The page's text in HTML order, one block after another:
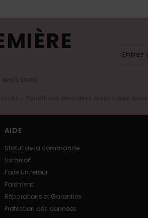
- Conditions détaillées disponibles
AIDE
Statut de la commande
Livraison
Faire un retour
Paiement
Réparations et Garanties
Protection des données